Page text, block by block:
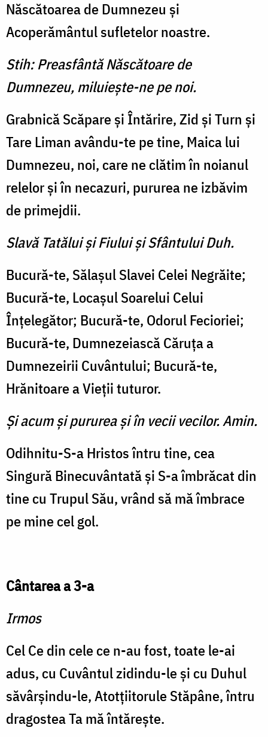
Născătoarea de Dumnezeu şi
Acoperământul sufletelor noastre.
Stih: Preasfântă Născătoare de
Dumnezeu, miluieşte-ne pe noi.
Grabnică Scăpare şi Întărire, Zid şi Turn şi
Tare Liman avându-te pe tine, Maica lui
Dumnezeu, noi, care ne clătim în noianul
relelor şi în necazuri, pururea ne izbăvim
de primejdii.
Slavă Tatălui şi Fiului şi Sfântului Duh.
Bucură-te, Sălaşul Slavei Celei Negrăite;
Bucură-te, Locaşul Soarelui Celui
Înţelegător; Bucură-te, Odorul Fecioriei;
Bucură-te, Dumnezeiască Căruţa a
Dumnezeirii Cuvântului; Bucură-te,
Hrănitoare a Vieţii tuturor.
Şi acum şi pururea şi în vecii vecilor. Amin.
Odihnitu-S-a Hristos întru tine, cea
Singură Binecuvântată şi S-a îmbrăcat din
tine cu Trupul Său, vrând să mă îmbrace
pe mine cel gol.
Cântarea a 3-a
Irmos
Cel Ce din cele ce n-au fost, toate le-ai
adus, cu Cuvântul zidindu-le şi cu Duhul
săvârşindu-le, Atotţiitorule Stăpâne, întru
dragostea Ta mă întăreşte.